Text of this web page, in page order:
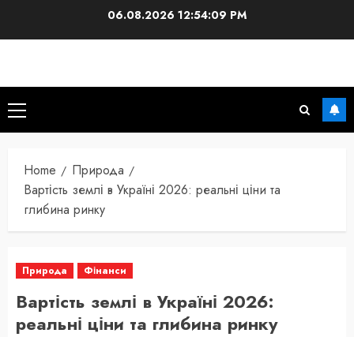
06.08.202612:54:10 PM
Primary
Menu
Home
Природа
Вартість землі в Україні 2026: реальні ціни та
глибина ринку
Природа Фінанси
Вартість землі в Україні 2026:
реальні ціни та глибина ринку